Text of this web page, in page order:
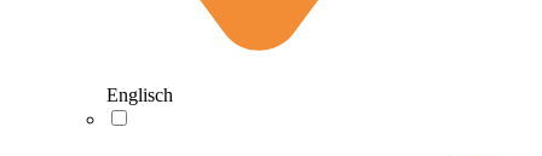
Englisch